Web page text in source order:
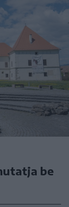
be